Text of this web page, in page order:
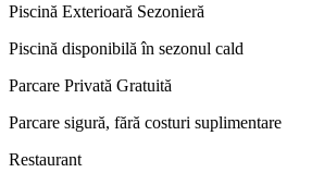
Piscină Exterioară Sezonieră
Piscină disponibilă în sezonul cald
Parcare Privată Gratuită
Parcare sigură, fără costuri suplimentare
Restaurant